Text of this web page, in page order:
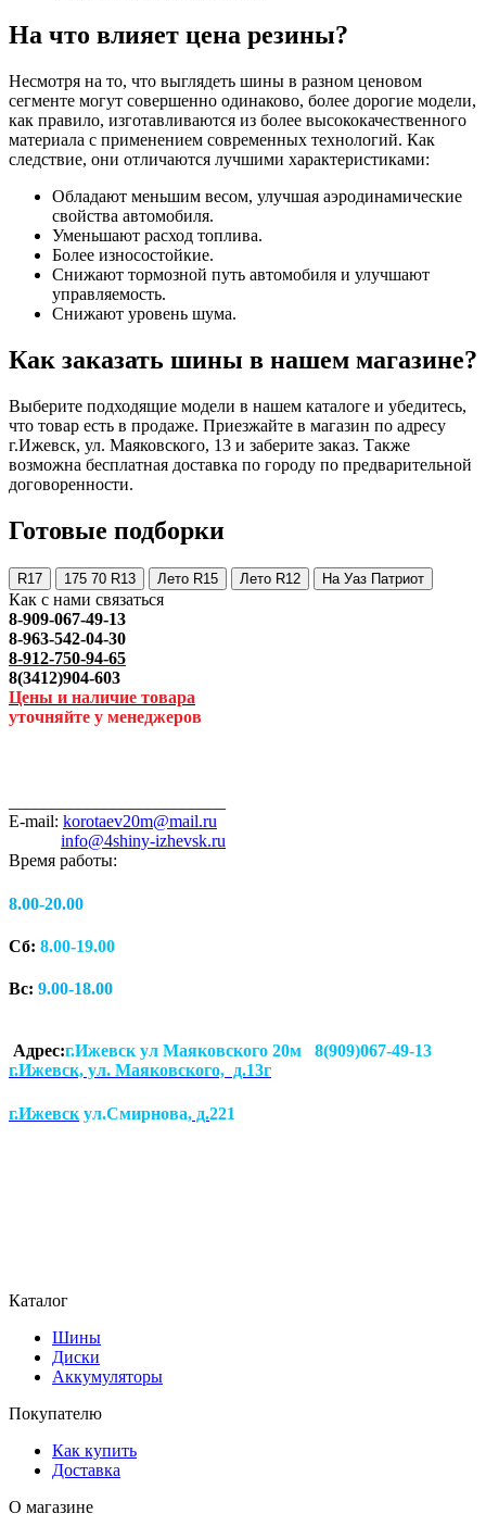
На что влияет цена резины?
Несмотря на то, что выглядеть шины в разном ценовом
сегменте могут совершенно одинаково, более дорогие модели,
как правило, изготавливаются из более высококачественного
материала с применением современных технологий. Как
следствие, они отличаются лучшими характеристиками:
Обладают меньшим весом, улучшая аэродинамические
свойства автомобиля.
Уменьшают расход топлива.
Более износостойкие.
Снижают тормозной путь автомобиля и улучшают
управляемость.
Снижают уровень шума.
Как заказать шины в нашем магазине?
Выберите подходящие модели в нашем каталоге и убедитесь,
что товар есть в продаже. Приезжайте в магазин по адресу
г.Ижевск, ул. Маяковского, 13 и заберите заказ. Также
возможна бесплатная доставка по городу по предварительной
договоренности.
Готовые подборки
R17 175 70 R13 Лето R15 Лето R12 На Уаз Патриот
Как с нами связаться
8-909-067-49-13
8-963-542-04-30
8-912-750-94-65
8(3412)904-603
Цены и наличие товара
уточняйте у менеджеров
E-mail: korotaev20m@mail.ru
info@4shiny-izhevsk.ru
Время работы:
8.00-20.00
Сб: 8.00-19.00
Вс: 9.00-18.00
Адрес:г.Ижевск ул Маяковского 20м 8(909)067-49-13
г.Ижевск, ул. Маяковского, д.13г
г.Ижевск ул.Смирнова, д.221
Каталог
Шины
Диски
Аккумуляторы
Покупателю
Как купить
Доставка
О магазине